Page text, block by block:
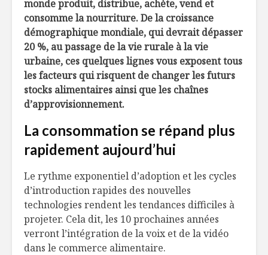
monde produit, distribue, achète, vend et
consomme la nourriture.De lacroissance
démographique mondiale, qui devrait dépasser
20 %, aupassage de la vie rurale à la vie
urbaine, ces quelques lignes vous exposent tous
les facteurs qui risquent de changer lesfuturs
stocks alimentaires ainsi queles chaînes
d’approvisionnement.
La consommation se répand plus
rapidement aujourd’hui
Le rythme exponentiel d’adoption et les cycles
d’introduction rapides des nouvelles
technologies rendent les tendances difficiles à
projeter. Cela dit, les 10 prochaines années
verront l’intégration de la voix et de la vidéo
dans le commerce alimentaire.
Cuisine de terroir
à la portugaise
La barre
Cassolette de riz
et omelette
mexicaine
fabuleux